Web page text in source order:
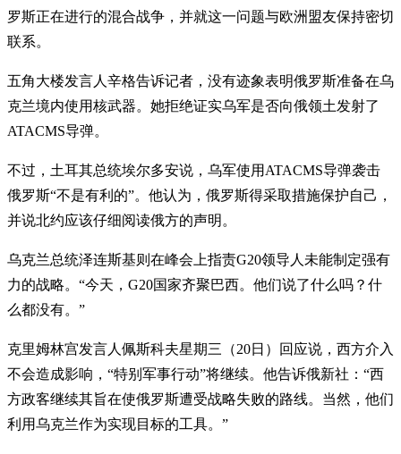
罗斯正在进行的混合战争，并就这一问题与欧洲盟友保持密切
联系。
五角大楼发言人辛格告诉记者，没有迹象表明俄罗斯准备在乌
克兰境内使用核武器。她拒绝证实乌军是否向俄领土发射了
ATACMS导弹。
不过，土耳其总统埃尔多安说，乌军使用ATACMS导弹袭击
俄罗斯“不是有利的”。他认为，俄罗斯得采取措施保护自己，
并说北约应该仔细阅读俄方的声明。
乌克兰总统泽连斯基则在峰会上指责G20领导人未能制定强有
力的战略。“今天，G20国家齐聚巴西。他们说了什么吗？什
么都没有。”
克里姆林宫发言人佩斯科夫星期三（20日）回应说，西方介入
不会造成影响，“特别军事行动”将继续。他告诉俄新社：“西
方政客继续其旨在使俄罗斯遭受战略失败的路线。当然，他们
利用乌克兰作为实现目标的工具。”